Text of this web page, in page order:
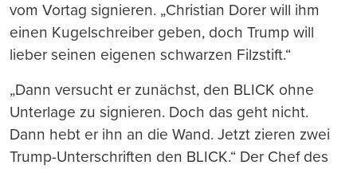
vom Vortag signieren. „Christian Dorer will ihm
einen Kugelschreiber geben, doch Trump will
lieber seinen eigenen schwarzen Filzstift.“
„Dann versucht er zunächst, den BLICK ohne
Unterlage zu signieren. Doch das geht nicht.
Dann hebt er ihn an die Wand. Jetzt zieren zwei
Trump-Unterschriften den BLICK.“ Der Chef des